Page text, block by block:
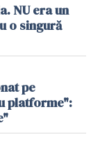
NU era un
o singură
pe
platforme":